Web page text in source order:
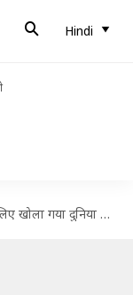
Hindi
का पहला मैकडॉनल्ड रेस्टोरेंट, जानिए कारण